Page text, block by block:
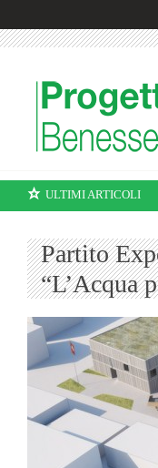
ULTIMI ARTICOLI
Partito
“L’Acqua